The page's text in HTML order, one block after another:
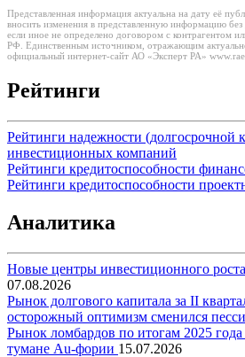
Представленная информация актуальна на дату её
вносить изменения в представленную информацию без
если иное не определено договором с контрагентом
РФ. Единственным источником, отражающим
официальный интернет-сайт АО «Эксперт РА»
Рейтинги
Рейтинги надежности (долгосрочной
инвестиционных компаний
Рейтинги кредитоспособности
Рейтинги кредитоспособности
Аналитика
Новые центры инвестиционного
07.08.2026
Рынок долгового капитала за II
осторожный оптимизм сменился
Рынок ломбардов по итогам 2025
тумане Au-фории 15.07.2026